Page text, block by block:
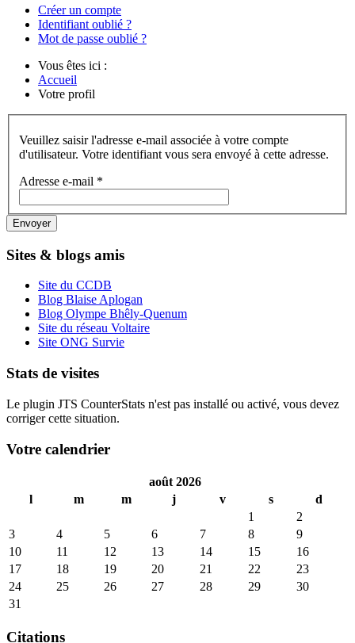
Créer un compte
Identifiant oublié ?
Mot de passe oublié ?
Vous êtes ici :
Accueil
Votre profil
Veuillez saisir l'adresse e-mail associée à votre compte
d'utilisateur. Votre identifiant vous sera envoyé à cette adresse.
Adresse e-mail *
Envoyer
Sites & blogs amis
Site du CCDB
Blog Blaise Aplogan
Blog Olympe Bhêly-Quenum
Site du réseau Voltaire
Site ONG Survie
Stats de visites
Le plugin JTS CounterStats n'est pas installé ou activé, vous devez
corriger cette situation.
Votre calendrier
août 2026
l
m m j v s
d
1
2
3
4 5 6 7 8
9
10
11 12 13 14 15
16
17
18 19 20 21 22
23
24
25 26 27 28 29
30
31
Citations